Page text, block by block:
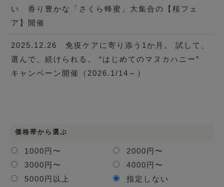
い 香り豊かな「さくら蜂蜜」大集合の【桜フェ
ア】開催
2025.12.26 免疫ケアに寄り添う1か月。 試して、
選んで、続けられる。 “はじめてのマヌカハニー”
キャンペーン開催（2026.1/14～）
価格帯から選ぶ
1000円〜
2000円〜
3000円〜
4000円〜
5000円以上
指定しない